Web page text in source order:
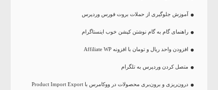
آموزش جلوگیری از حملات بروت فورس وردپرس
راهنمای گام به گام نوشتن کپشن خوب اینستاگرام
افزودن واحد ریال و تومان با افزونه Affiliate WP
متصل کردن وردپرس به تلگرام
درون‌ریزی و برون‌بری محصولات در ووکامرس با Product Import Export